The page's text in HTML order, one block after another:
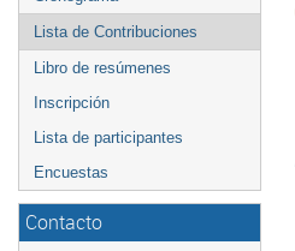
Lista de Contribuciones
Libro de resúmenes
Inscripción
Lista de participantes
Encuestas
Contacto